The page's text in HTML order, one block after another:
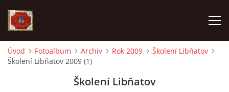
AKTUALITY
Úvod Fotoalbum Archiv Rok 2009
Školení Libňatov
Školení Libňatov 2009 (1)
Školení Libňatov